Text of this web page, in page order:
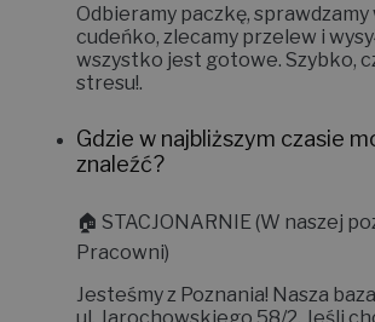
Odbieramy paczkę, sprawdzamy
cudeńko, zlecamy przelew i
wszystko jest gotowe. Szybko,
stresu!.
Gdzie w najbliższym czasie
znaleźć?
🏠 STACJONARNIE (W naszej
Pracowni)
Jesteśmy z Poznania! Nasza